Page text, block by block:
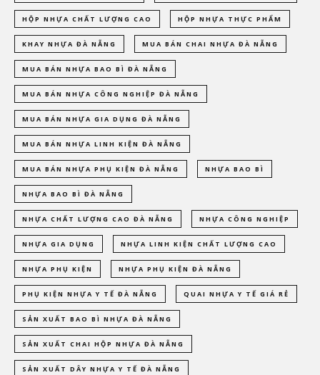
HỘP NHỰA CHẤT LƯỢNG CAO HỘP NHỰA THỰC PHẨM
KHAY NHỰA ĐÀ NẴNG MUA BÁN CHAI NHỰA ĐÀ NẴNG
MUA BÁN NHỰA BAO BÌ ĐÀ NẴNG
MUA BÁN NHỰA CÔNG NGHIỆP ĐÀ NẴNG
MUA BÁN NHỰA GIA DỤNG ĐÀ NẴNG
MUA BÁN NHỰA LINH KIỆN ĐÀ NẴNG
MUA BÁN NHỰA PHỤ KIỆN ĐÀ NẴNG NHỰA BAO BÌ
NHỰA BAO BÌ ĐÀ NẴNG
NHỰA CHẤT LƯỢNG CAO ĐÀ NẴNG NHỰA CÔNG NGHIỆP
NHỰA GIA DỤNG NHỰA LINH KIỆN CHẤT LƯỢNG CAO
NHỰA PHỤ KIỆN NHỰA PHỤ KIỆN ĐÀ NẴNG
PHỤ KIỆN NHỰA Y TẾ ĐÀ NẴNG QUAI NHỰA Y TẾ GIÁ RẺ
SẢN XUẤT BAO BÌ NHỰA ĐÀ NẴNG
SẢN XUẤT CHAI HỘP NHỰA ĐÀ NẴNG
SẢN XUẤT DÂY NHỰA Y TẾ ĐÀ NẴNG